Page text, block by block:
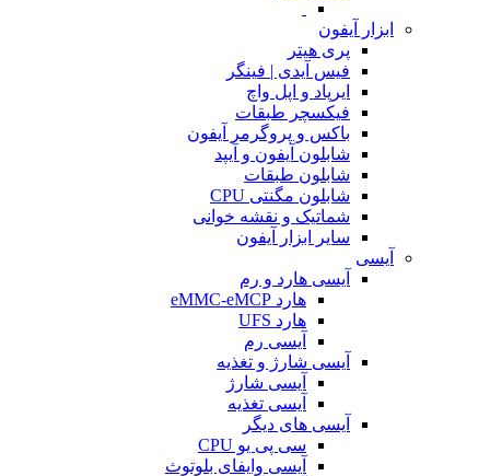
ابزار آیفون
پری هیتر
فیس آیدی | فینگر
ایرپاد و اپل واچ
فیکسچر طبقات
باکس و پروگرمر آیفون
شابلون آیفون و آیپد
شابلون طبقات
شابلون مگنتی CPU
شماتیک و نقشه خوانی
سایر ابزار آیفون
آیسی
آیسی هارد و رم
هارد eMMC-eMCP
هارد UFS
آیسی رم
آیسی شارژ و تغذیه
آیسی شارژ
آیسی تغذیه
آیسی های دیگر
سی پی یو CPU
آیسی وایفای بلوتوث